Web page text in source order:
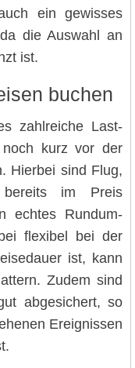
ein gewisses
die Auswahl an
ist.
buchen
zahlreiche Last-
noch kurz vor der
Hierbei sind Flug,
bereits im Preis
echtes Rundum-
flexibel bei der
ist, kann
Zudem sind
abgesichert, so
Ereignissen